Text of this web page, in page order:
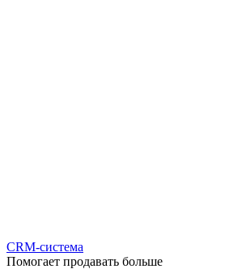
CRM-система
Помогает продавать больше